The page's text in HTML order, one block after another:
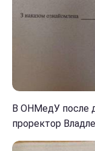
В ОНМедУ после
проректор